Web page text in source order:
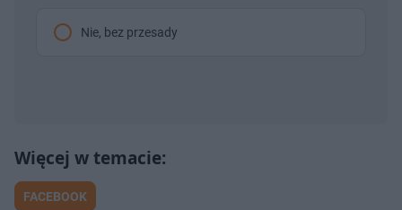
Nie, bez przesady
FACEBOOK